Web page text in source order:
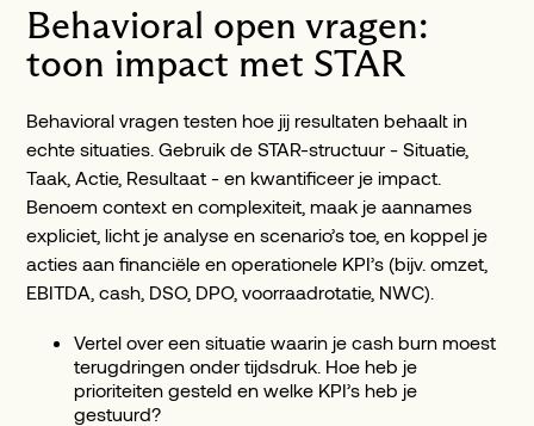
Behavioral open vragen:
toon impact met STAR
Behavioral vragen testen hoe jij resultaten behaalt in
echte situaties. Gebruik de STAR-structuur - Situatie,
Taak, Actie, Resultaat - en kwantificeer je impact.
Benoem context en complexiteit, maak je aannames
expliciet, licht je analyse en scenario’s toe, en koppel je
acties aan financiële en operationele KPI’s (bijv. omzet,
EBITDA, cash, DSO, DPO, voorraadrotatie, NWC).
Vertel over een situatie waarin je cash burn moest
terugdringen onder tijdsdruk. Hoe heb je
prioriteiten gesteld en welke KPI’s heb je
gestuurd?